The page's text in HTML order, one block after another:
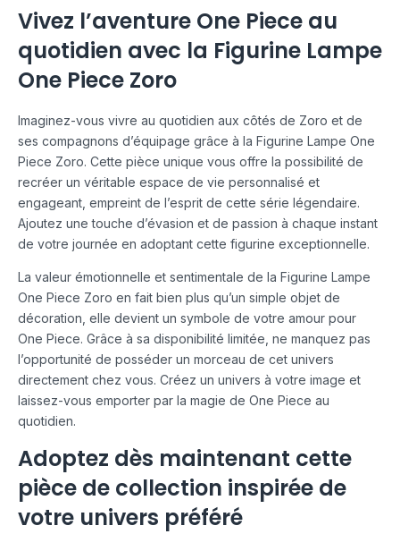
Vivez l’aventure One Piece au
quotidien avec la Figurine Lampe
One Piece Zoro
Imaginez-vous vivre au quotidien aux côtés de Zoro et de
ses compagnons d’équipage grâce à la Figurine Lampe One
Piece Zoro. Cette pièce unique vous offre la possibilité de
recréer un véritable espace de vie personnalisé et
engageant, empreint de l’esprit de cette série légendaire.
Ajoutez une touche d’évasion et de passion à chaque instant
de votre journée en adoptant cette figurine exceptionnelle.
La valeur émotionnelle et sentimentale de la Figurine Lampe
One Piece Zoro en fait bien plus qu’un simple objet de
décoration, elle devient un symbole de votre amour pour
One Piece. Grâce à sa disponibilité limitée, ne manquez pas
l’opportunité de posséder un morceau de cet univers
directement chez vous. Créez un univers à votre image et
laissez-vous emporter par la magie de One Piece au
quotidien.
Adoptez dès maintenant cette
pièce de collection inspirée de
votre univers préféré